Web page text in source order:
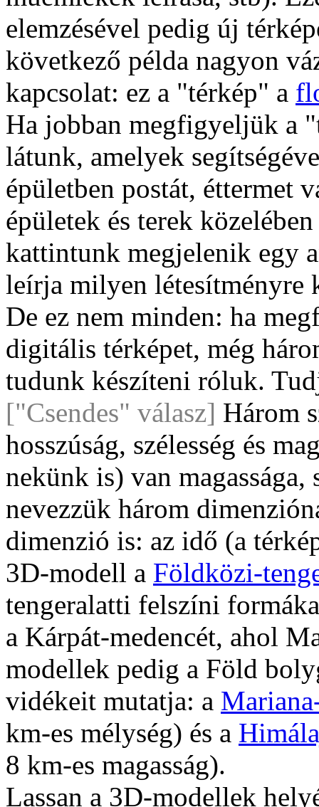
elemzésével pedig új
következő példa nagyon
kapcsolat: ez a "térkép" a
Ha jobban megfigyeljük a
látunk, amelyek
épületben postát, éttermet
épületek és terek
kattintunk megjelenik egy
leírja milyen létesítményre
De ez nem minden: ha
digitális térképet, még
tudunk készíteni róluk.
["Csendes" válasz] Három
hosszúság, szélesség és
nekünk is) van magassága,
nevezzük három
dimenzió is: az idő (a
3D-modell a Földközi-
tengeralatti felszíni
a Kárpát-medencét, ahol
modellek pedig a Föld
vidékeit mutatja: a
km-es mélység) és a
8 km-es magasság).
Lassan a 3D-modellek